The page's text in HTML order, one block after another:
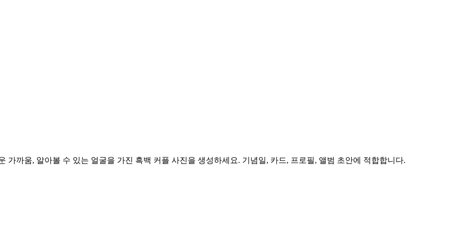
가까움, 알아볼 수 있는 얼굴을 가진 흑백 커플 사진을 생성하세요. 기념일, 카드, 프로필, 앨범 초안에 적합합니다.